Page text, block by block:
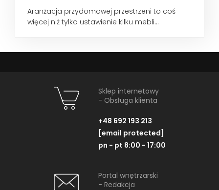
Aranżacja przydomowej przestrzeni to coś
więcej niż tylko ustawienie kilku mebli...
Sklep internetowy
- Obsługa klienta
+48 692 193 213
[email protected]
pn - pt 8:00 - 17:00
Portal wnętrzarski
- Redakcja